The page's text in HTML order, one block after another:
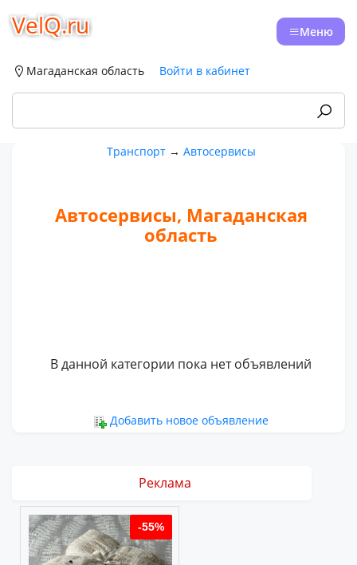
VelQ.ru Меню
Магаданская область Войти в кабинет
Транспорт→ Автосервисы
Автосервисы, Магаданская
область
В данной категории пока нет объявлений
Добавить новое объявление
Реклама
-55%